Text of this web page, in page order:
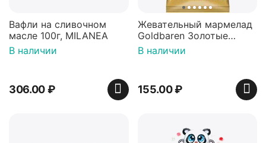
Вафли на сливочном
масле 100г, MILANEA
В наличии
306.00₽
Жевательный мармелад
Goldbaren Золотые
мишки 100г, Германия
В наличии
155.00₽